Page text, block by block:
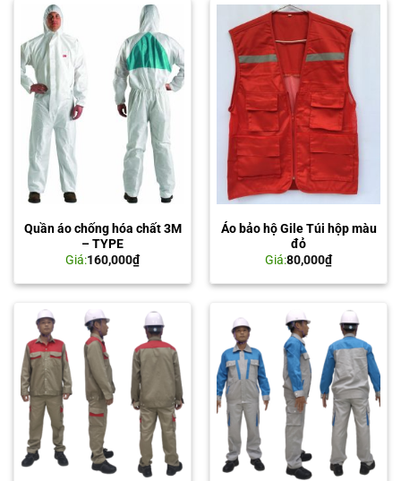
Quần áo chống hóa chất 3M
– TYPE
Giá:160,000₫
Áo bảo hộ Gile Túi hộp màu
đỏ
Giá:80,000₫